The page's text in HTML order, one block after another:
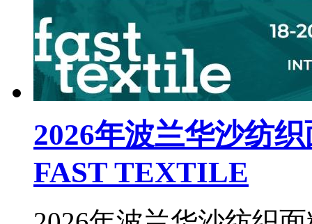
2026年波兰华沙纺
FAST TEXTILE